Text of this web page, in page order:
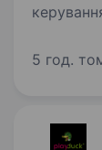
якого
5 год.